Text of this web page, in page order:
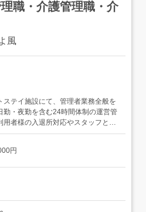
職・介護管理職・介
風
ステイ施設にて、管理者業務全般を
勤・夜勤を含む24時間体制の運営管
用者様の入退所対応やスタッフとの
ていただきます。短期間だからこそ
シフト調整、日勤・夜勤の体制管
円